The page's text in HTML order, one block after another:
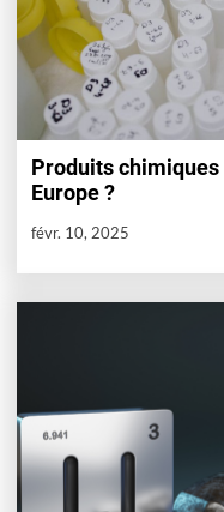
Produits
Europe ?
févr. 10, 2025